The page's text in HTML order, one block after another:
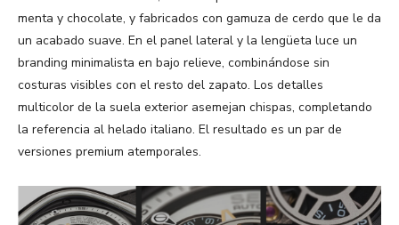
menta y chocolate, y fabricados con gamuza de cerdo que le da
un acabado suave. En el panel lateral y la lengüeta luce un
branding minimalista en bajo relieve, combinándose sin
costuras visibles con el resto del zapato. Los detalles
multicolor de la suela exterior asemejan chispas, completando
la referencia al helado italiano. El resultado es un par de
versiones premium atemporales.